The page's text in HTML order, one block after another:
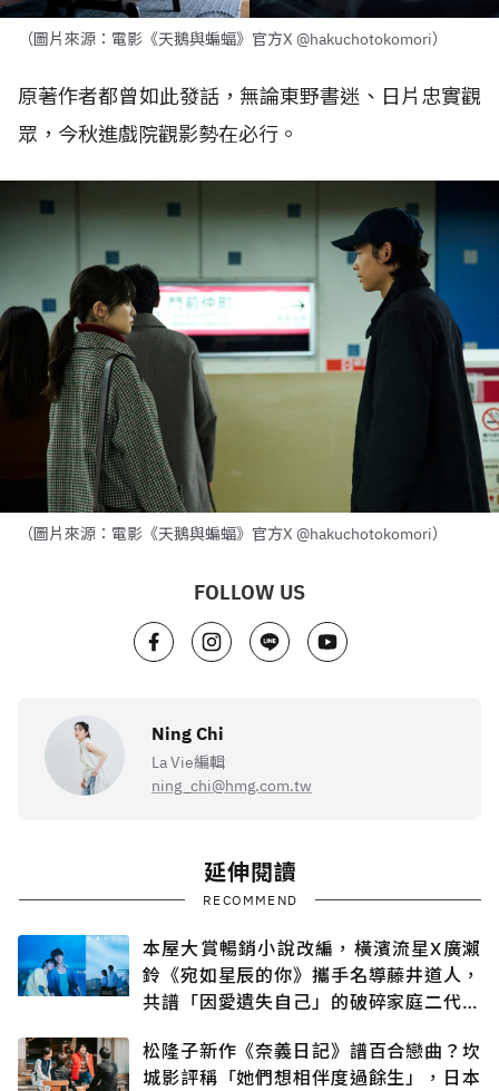
（圖片來源：電影《天鵝與蝙蝠》官方X @hakuchotokomori）
原著作者都曾如此發話，無論東野書迷、日片忠實觀
眾，今秋進戲院觀影勢在必行。
（圖片來源：電影《天鵝與蝙蝠》官方X @hakuchotokomori）
FOLLOW US
Ning Chi
La Vie編輯
ning_chi@hmg.com.tw
延伸閱讀
RECOMMEND
本屋大賞暢銷小說改編，橫濱流星X廣瀨
鈴《宛如星辰的你》攜手名導藤井道人，
共譜「因愛遺失自己」的破碎家庭二代悲
松隆子新作《奈義日記》譜百合戀曲？坎
城影評稱「她們想相伴度過餘生」，日本